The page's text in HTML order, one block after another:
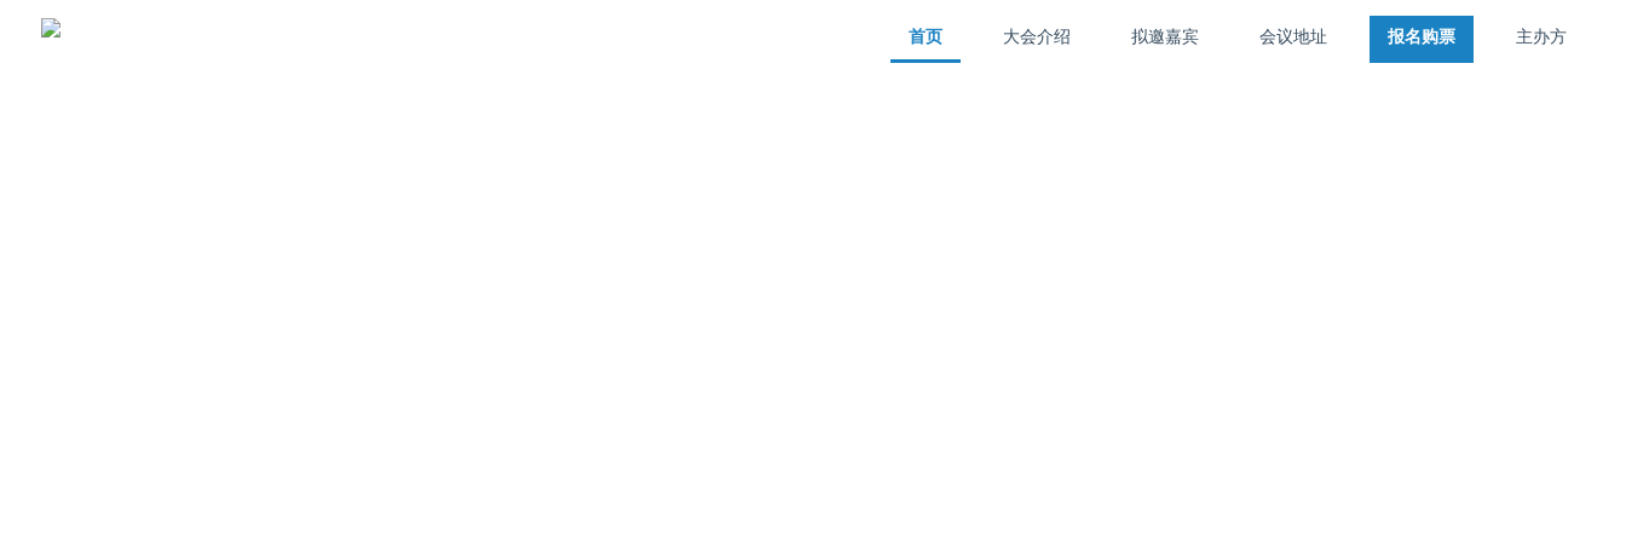
首页 大会介绍 拟邀嘉宾 活动地址 报名购票 主办方
首页 大会介绍 拟邀嘉宾 会议地址 报名购票 主办方